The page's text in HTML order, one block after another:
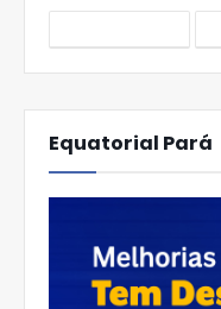
Equatorial Pará